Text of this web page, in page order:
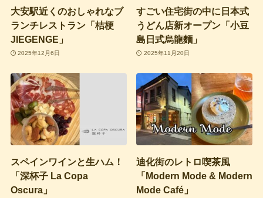
大安駅近くのおしゃれなブ
ランチレストラン「桔梗
JIEGENGE」
2025年12月6日
すごい住宅街の中に日本式
うどん店新オープン「小豆
島日式烏龍麵」
2025年11月20日
スペインワインと生ハム！
「深杯子 La Copa
Oscura」
迪化街のレトロ喫茶風
「Modern Mode & Modern
Mode Café」